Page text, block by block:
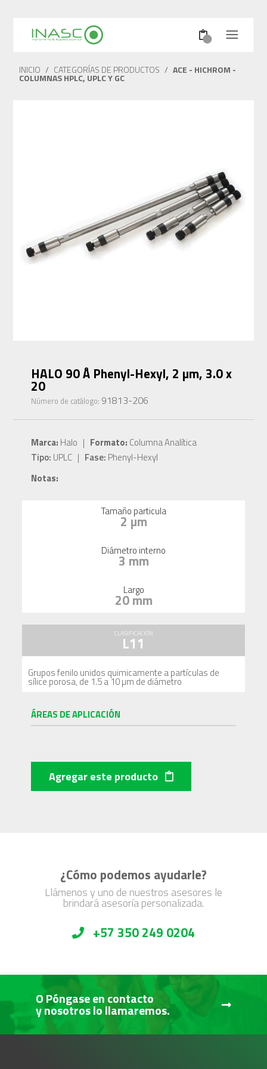
INICIO / CATEGORÍAS DE PRODUCTOS / ACE - HICHROM -
COLUMNAS HPLC, UPLC Y GC
HALO 90 Å Phenyl-Hexyl, 2 µm, 3.0 x
20
Número de catálogo: 91813-206
Marca: Halo | Formato: Columna Analítica
Tipo: UPLC | Fase: Phenyl-Hexyl
Notas:
Tamaño particula
2 µm
Diámetro interno
3 mm
Largo
20 mm
CLASIFICACIÓN
L11
Grupos fenilo unidos quimicamente a partículas de
sílice porosa, de 1.5 a 10 µm de diámetro
ÁREAS DE APLICACIÓN
Agregar este producto
¿Cómo podemos ayudarle?
Llámenos y uno de nuestros asesores le
brindará asesoría personalizada.
+57 350 249 0204
O Póngase en contacto
y nosotros lo llamaremos.